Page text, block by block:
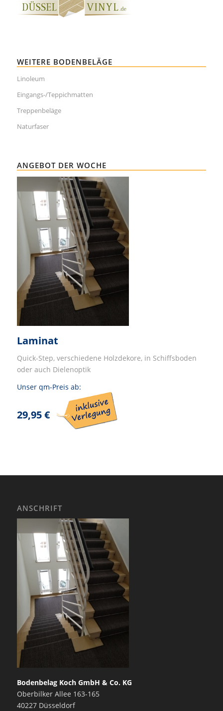
WEITERE BODENBELÄGE
Linoleum
Eingangs-/Teppichmatten
Treppenbeläge
Naturfaser
ANGEBOT DER WOCHE
Laminat
Quick-Step, verschiedene Holzdekore, in Schiffsboden
oder auch Dielenoptik
Unser qm-Preis ab:
29,95 €
ANSCHRIFT
Bodenbelag Koch GmbH & Co. KG
Oberbilker Allee 163-165
40227 Düsseldorf